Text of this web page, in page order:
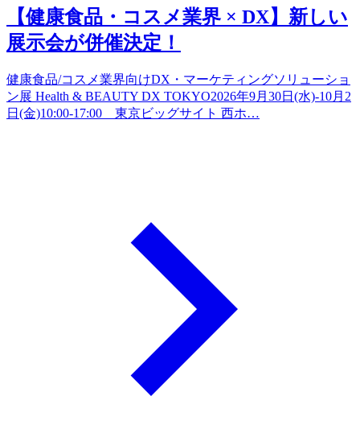
【健康食品・コスメ業界 × DX】新しい
展示会が併催決定！
健康食品/コスメ業界向けDX・マーケティングソリューショ
ン展 Health & BEAUTY DX TOKYO2026年9月30日(水)-10月2
日(金)10:00-17:00 東京ビッグサイト 西ホ…